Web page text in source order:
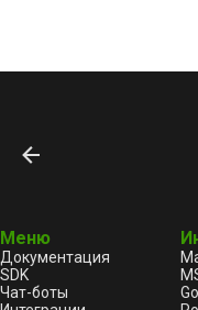
Меню
Документация
SDK
Чат-боты